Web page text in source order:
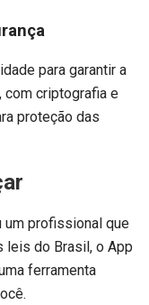
para garantir a
com criptografia e
proteção das
um profissional que
leis do Brasil, o App
ferramenta